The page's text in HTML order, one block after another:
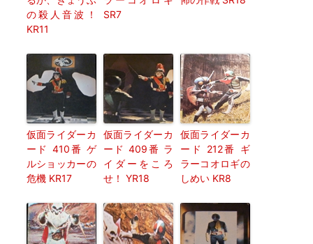
の殺人音波！
KR11
SR7
仮面ライダーカ
ード 410番 ゲ
ルショッカーの
危機 KR17
仮面ライダーカ
ード 409番 ラ
イダーをころ
せ！ YR18
仮面ライダーカ
ード 212番 ギ
ラーコオロギの
しめい KR8